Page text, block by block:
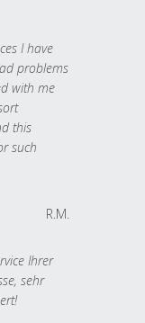
I have
problems
with me
this
such
R.M.
Ihrer
sehr